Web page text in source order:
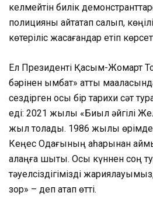
келмейтін билік
полицияны айтақтап салып,
көтеріліс жасағандар етіп
Ел Президенті Қасым-Жомарт
бәрінен қымбат» атты
сездірген осы бір тарихи сәт
еді: 2021 жылы «Биыл әйгілі
жыл толады. 1986 жылы
Кеңес Одағының қаһарынан
алаңға шықты. Осы күннен соң
тәуелсіздігімізді
зор» – деп атап өтті.